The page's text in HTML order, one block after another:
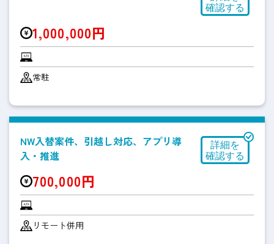
1,000,000円
常駐
NW入替案件、引越し対応、アプリ導
入・推進
700,000円
リモート併用